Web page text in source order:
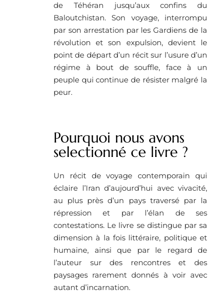
de Téhéran jusqu’aux confins du
Baloutchistan. Son voyage, interrompu
par son arrestation par les Gardiens de la
révolution et son expulsion, devient le
point de départ d’un récit sur l’usure d’un
régime à bout de souffle, face à un
peuple qui continue de résister malgré la
peur.
Pourquoi nous avons
selectionné ce livre ? ​
Un récit de voyage contemporain qui
éclaire l’Iran d’aujourd’hui avec vivacité,
au plus près d’un pays traversé par la
répression et par l’élan de ses
contestations. Le livre se distingue par sa
dimension à la fois littéraire, politique et
humaine, ainsi que par le regard de
l’auteur sur des rencontres et des
paysages rarement donnés à voir avec
autant d’incarnation.